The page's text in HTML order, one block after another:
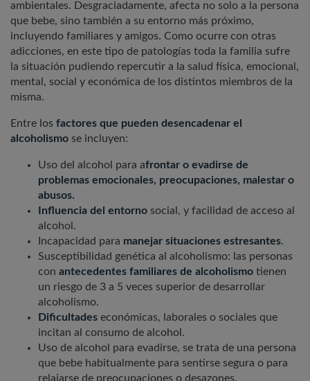
ambientales. Desgraciadamente, afecta no solo a la persona
que bebe, sino también a su entorno más próximo,
incluyendo familiares y amigos. Como ocurre con otras
adicciones, en este tipo de patologías toda la familia sufre
la situación pudiendo repercutir a la salud física, emocional,
mental, social y económica de los distintos miembros de la
misma.
Entre los factores que pueden desencadenar el
alcoholismo se incluyen:
Uso del alcohol para afrontar o evadirse de
problemas emocionales, preocupaciones, malestar o
abusos.
Influencia del entorno social, y facilidad de acceso al
alcohol.
Incapacidad para manejar situaciones estresantes.
Susceptibilidad genética al alcoholismo: las personas
con antecedentes familiares de alcoholismo tienen
un riesgo de 3 a 5 veces superior de desarrollar
alcoholismo.
Dificultades económicas, laborales o sociales que
incitan al consumo de alcohol.
Uso de alcohol para evadirse, se trata de una persona
que bebe habitualmente para sentirse segura o para
relajarse de preocupaciones o desazones.